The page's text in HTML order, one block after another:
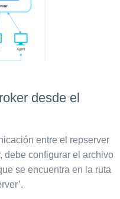
desde el
entre el repserver
debe configurar el archivo
se encuentra en la ruta